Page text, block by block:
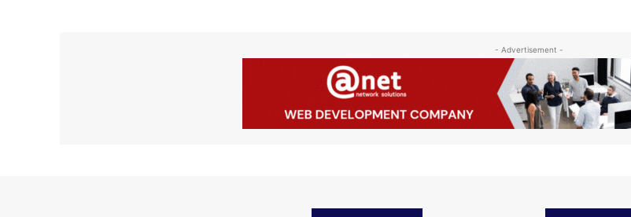
- Advertisement -